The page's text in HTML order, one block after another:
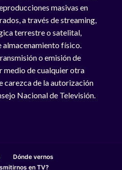
masivas en
a través de streaming,
terrestre o satelital,
físico.
o emisión de
medio de cualquier otra
carezca de la autorización
Nacional de Televisión.
Dónde vernos
en TV?